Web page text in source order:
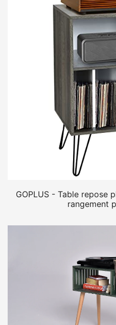
GOPLUS - Table repose
rangement